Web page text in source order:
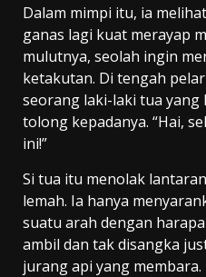
Dalam mimpi itu, ia
ganas lagi kuat merayap
mulutnya, seolah ingin
ketakutan. Di tengah
seorang laki-laki tua yang
tolong kepadanya. “Hai,
ini!”
Si tua itu menolak
lemah. Ia hanya
suatu arah dengan
ambil dan tak disangka
jurang api yang membara.